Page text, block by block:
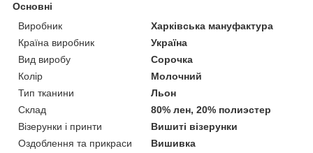
Основні
Виробник
Харківська мануфактура
Країна виробник
Україна
Вид виробу
Сорочка
Колір
Молочний
Тип тканини
Льон
Склад
80% лен, 20% полиэстер
Візерунки і принти
Вишиті візерунки
Оздоблення та прикраси
Вишивка